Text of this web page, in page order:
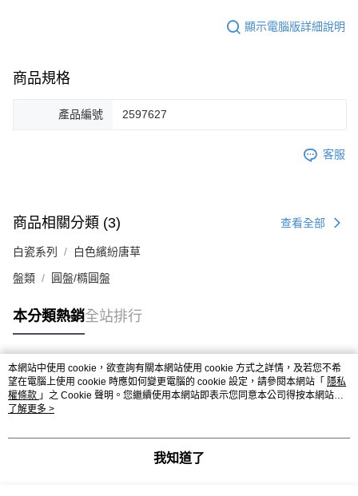
顯示電腦版詳細說明
商品規格
產品編號 2597627
客服
商品相關分類 (3) 查看全部
白瓷系列 白色繽紛唐草
盤類 圓盤/橢圓盤
本分類熱銷全站排行
熱門標籤
本網站中使用 cookie，欲查詢有關本網站使用 cookie 方式之詳情，及若您不希
望在電腦上使用 cookie 時應如何變更電腦的 cookie 設定，請參閱本網站「 隱私
權條款 」之 Cookie 聲明。您繼續使用本網站即表示您同意本公司得按本網站使
用條款之 Cookie 聲明使用 cookie。
了解更多 >
我知道了